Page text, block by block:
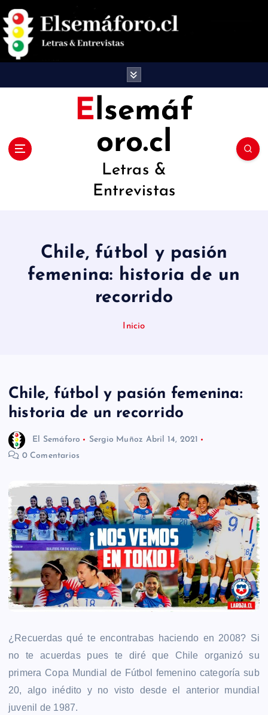
a
Elsemáf
oro.cl
Letras &
Entrevistas
Chile, fútbol y pasión
femenina: historia de un
recorrido
Inicio
Chile, fútbol y pasión femenina:
historia de un recorrido
El Semáforo Sergio Muñoz Abril 14, 2021
0 Comentarios
¿Recuerdas qué te encontrabas haciendo en 2008? Si
no te acuerdas pues te diré que Chile organizó su
primera Copa Mundial de Fútbol femenino categoría sub
20, algo inédito y no visto desde el anterior mundial
juvenil de 1987.